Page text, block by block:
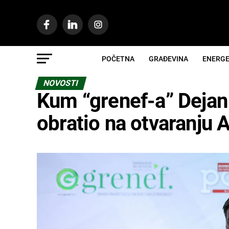
POČETNA GRAĐEVINA
NOVOSTI
Kum “grenef-a”
obratio na otvaranju